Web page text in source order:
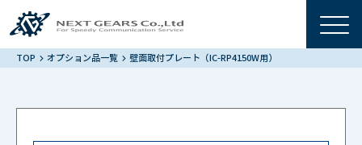
TOP オプション品一覧 壁面取付プレート（IC-RP4150W用）